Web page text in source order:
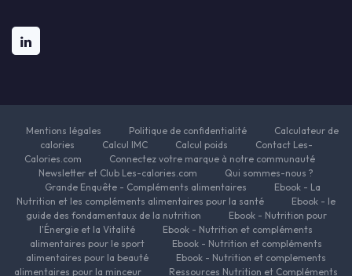
Mentions légales Politique de confidentialité
Calculateur de
calories
Calcul IMC Calcul poids
Contact Les-
Calories.com
Connectez votre marque à notre communauté
Newsletter et Club Les-calories.com
Qui sommes-nous ?
Grande Enquête - Compléments alimentaires
Ebook - La
Nutrition et les compléments alimentaires pour la santé
Ebook - le
guide des fondamentaux de la nutrition
Ebook - Nutrition pour
l'Énergie et la Vitalité
Ebook - Nutrition et compléments
alimentaires pour le sport
Ebook - Nutrition et compléments
alimentaires pour la beauté
Ebook - Nutrition et complements
alimentaires pour la minceur
Ressources Nutrition et Compléments